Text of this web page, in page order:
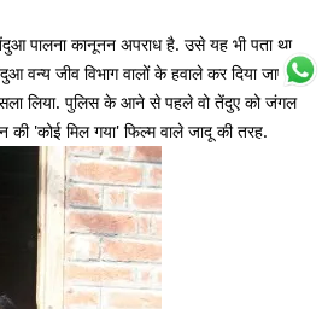
पालना कानूनन अपराध है. उसे यह भी पता था
वन्य जीव विभाग वालों के हवाले कर दिया जाएगा.
लिया. पुलिस के आने से पहले वो तेंदुए को जंगल
'कोई मिल गया' फिल्म वाले जादू की तरह.